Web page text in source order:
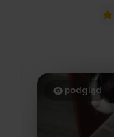
podgląd